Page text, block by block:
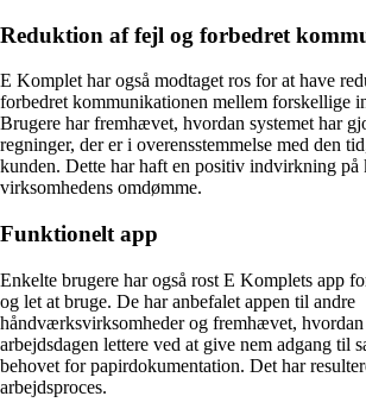
Reduktion af fejl og forbedret
E Komplet har også modtaget ros for at have
forbedret kommunikationen mellem forskellige
Brugere har fremhævet, hvordan systemet har
regninger, der er i overensstemmelse med den
kunden. Dette har haft en positiv indvirkning på
virksomhedens omdømme.
Funktionelt app
Enkelte brugere har også rost E Komplets app
og let at bruge. De har anbefalet appen til andre
håndværksvirksomheder og fremhævet,
arbejdsdagen lettere ved at give nem adgang til
behovet for papirdokumentation. Det har
arbejdsproces.